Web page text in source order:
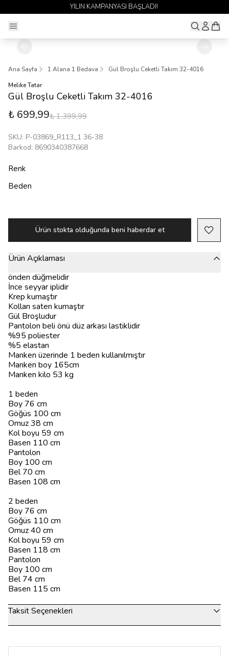
1 ALANA 1 BEDAVA
Ana Sayfa 1 Alana 1 Bedava
Gül Broşlu Ceketli Takım 32-4016
Melike Tatar
Gül Broşlu Ceketli Takım 32-4016
₺ 699,99₺ 1.399,99
SKU: P-03869_R113_1 36-38
Barkod: 8690340387668
Renk
Beden
Ürün stokta olduğunda beni haberdar et
Ürün Açıklaması
önden düğmelidir
İnce seyyar iplidir
Krep kumaştır
Kolları saten kumaştır
Gül Broşludur
Pantolon beli önü düz arkası lastiklidir
%95 poliester
%5 elastan
Manken üzerinde 1 beden kullanılmıştır
Manken boy 165cm
Manken kilo 53 kg
1 beden
Boy 76 cm
Göğüs 100 cm
Omuz 38 cm
Kol boyu 59 cm
Basen 110 cm
Pantolon
Boy 100 cm
Bel 70 cm
Basen 108 cm
2 beden
Boy 76 cm
Göğüs 110 cm
Omuz 40 cm
Kol boyu 59 cm
Basen 118 cm
Pantolon
Boy 100 cm
Bel 74 cm
Basen 115 cm
Taksit Seçenekleri